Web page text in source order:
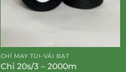
CHỈ MAY TÚI-VẢI BẠT
Chỉ 20s/3 – 2000m